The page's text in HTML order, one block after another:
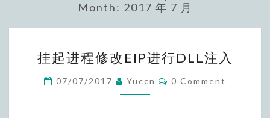
Month: 2017 年 7 月
起
进
程
挂起进程修改EIP进行DLL注入
07/07/2017 Yuccn Comments
0 Comment